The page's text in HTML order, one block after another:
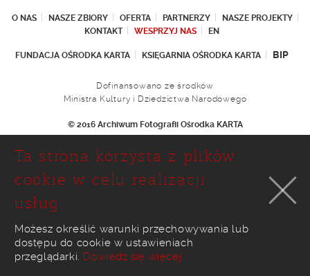
O NAS NASZE ZBIORY OFERTA PARTNERZY
NASZE PROJEKTY
KONTAKT
WESPRZYJ NAS EN
FUNDACJA OŚRODKA KARTA KSIĘGARNIA OŚRODKA KARTA BIP
Dofinansowano ze środków
Ministra Kultury i Dziedzictwa Narodowego
© 2016 Archiwum Fotografii Ośrodka KARTA
Ul. Narbutta 29
02-536 Warszawa
tel.: (+48 22) 646 36 90
e-mail: foto@karta.org.pl
realizacja:Ideo
Ta strona korzysta z plików
cookie w celu realizacji
usług.
Możesz określić warunki przechowywania lub
dostępu do cookie w ustawieniach
przeglądarki. Dowiedz się więcej